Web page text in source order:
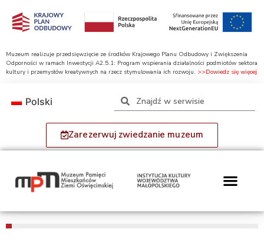
Muzeum realizuje przedsięwzięcie ze środków Krajowego Planu Odbudowy i Zwiększenia
Odporności w ramach Inwestycji A2.5.1: Program wspierania działalności podmiotów sektora
kultury i przemysłów kreatywnych na rzecz stymulowania ich rozwoju. >>Dowiedz się więcej
Zarezerwuj zwiedzanie muzeum
Polski